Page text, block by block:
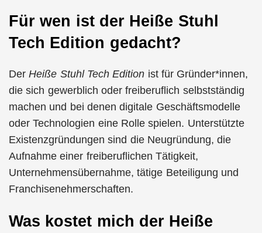
Für wen ist der Heiße Stuhl
Tech Edition gedacht?
DerHeiße Stuhl Tech Edition ist für Gründer*innen,
die sich gewerblich oder freiberuflich selbstständig
machen und bei denen digitale Geschäftsmodelle
oder Technologien eine Rolle spielen. Unterstützte
Existenzgründungen sind die Neugründung, die
Aufnahme einer freiberuflichen Tätigkeit,
Unternehmensübernahme, tätige Beteiligung und
Franchisenehmerschaften.
Was kostet mich der Heiße